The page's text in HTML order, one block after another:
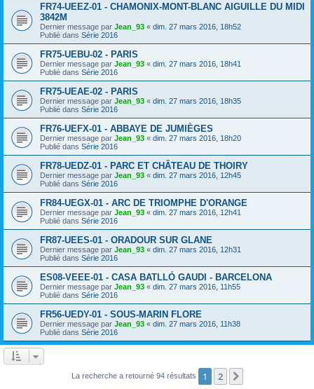
FR74-UEEZ-01 - CHAMONIX-MONT-BLANC AIGUILLE DU MIDI
3842M
Dernier message par Jean_93 « dim. 27 mars 2016, 18h52
Publié dans Série 2016
FR75-UEBU-02 - PARIS
Dernier message par Jean_93 « dim. 27 mars 2016, 18h41
Publié dans Série 2016
FR75-UEAE-02 - PARIS
Dernier message par Jean_93 « dim. 27 mars 2016, 18h35
Publié dans Série 2016
FR76-UEFX-01 - ABBAYE DE JUMIÈGES
Dernier message par Jean_93 « dim. 27 mars 2016, 18h20
Publié dans Série 2016
FR78-UEDZ-01 - PARC ET CHÂTEAU DE THOIRY
Dernier message par Jean_93 « dim. 27 mars 2016, 12h45
Publié dans Série 2016
FR84-UEGX-01 - ARC DE TRIOMPHE D'ORANGE
Dernier message par Jean_93 « dim. 27 mars 2016, 12h41
Publié dans Série 2016
FR87-UEES-01 - ORADOUR SUR GLANE
Dernier message par Jean_93 « dim. 27 mars 2016, 12h31
Publié dans Série 2016
ES08-VEEE-01 - CASA BATLLÓ GAUDI - BARCELONA
Dernier message par Jean_93 « dim. 27 mars 2016, 11h55
Publié dans Série 2016
FR56-UEDY-01 - SOUS-MARIN FLORE
Dernier message par Jean_93 « dim. 27 mars 2016, 11h38
Publié dans Série 2016
La recherche a retourné 94 résultats 1 2